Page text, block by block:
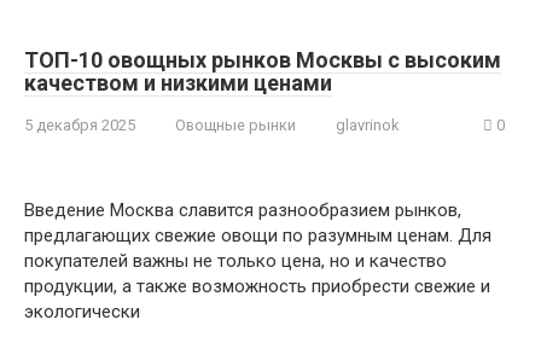
ТОП-10 овощных рынков Москвы с высоким
качеством и низкими ценами
5 декабря 2025 Овощные рынки glavrinok 0
Введение Москва славится разнообразием рынков,
предлагающих свежие овощи по разумным ценам. Для
покупателей важны не только цена, но и качество
продукции, а также возможность приобрести свежие и
экологически